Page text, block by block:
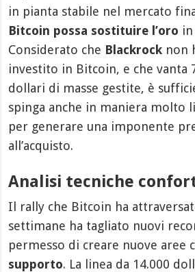
in pianta stabile nel mercato
Bitcoin possa sostituire l’oro
Considerato che Blackrock non
investito in Bitcoin, e che vanta
dollari di masse gestite, è
spinga anche in maniera molto
per generare una imponente
all’acquisto.
Analisi tecniche
Il rally che Bitcoin ha
settimane ha tagliato nuovi
permesso di creare nuove aree
supporto. La linea da 14.000